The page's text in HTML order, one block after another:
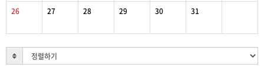
26 27 28 29 30 31